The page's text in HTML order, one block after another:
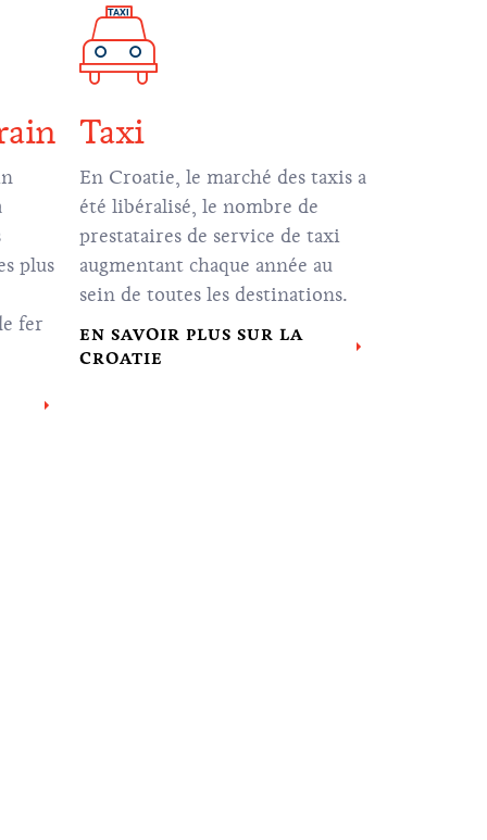
plus
fer
Taxi
En Croatie, le marché des taxis a
été libéralisé, le nombre de
prestataires de service de taxi
augmentant chaque année au
sein de toutes les destinations.
EN SAVOIR PLUS SUR LA
CROATIE